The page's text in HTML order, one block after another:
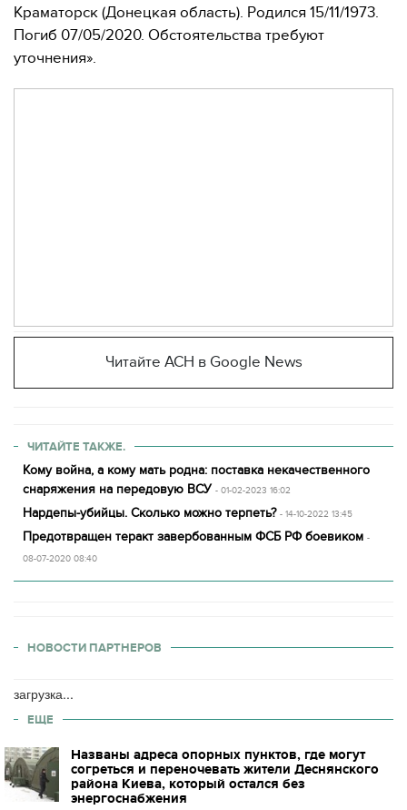
Краматорск (Донецкая область). Родился 15/11/1973.
Погиб 07/05/2020. Обстоятельства требуют
уточнения».
Читайте АСН в Google News
ЧИТАЙТЕ ТАКЖЕ.
Кому война, а кому мать родна: поставка некачественного
снаряжения на передовую ВСУ - 01-02-2023 16:02
Нардепы-убийцы. Сколько можно терпеть? - 14-10-2022 13:45
Предотвращен теракт завербованным ФСБ РФ боевиком -
08-07-2020 08:40
НОВОСТИ ПАРТНЕРОВ
загрузка...
ЕЩЕ
Названы адреса опорных пунктов, где могут
согреться и переночевать жители Деснянского
района Киева, который остался без
энергоснабжения